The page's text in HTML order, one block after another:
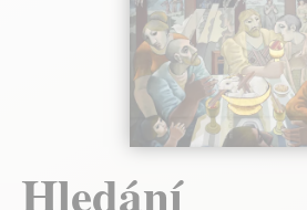
Hledání